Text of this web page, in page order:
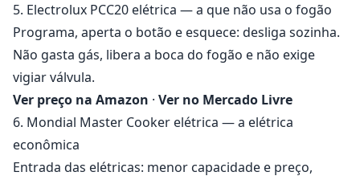
5. Electrolux PCC20 elétrica — a que não usa o fogão
Programa, aperta o botão e esquece: desliga sozinha.
Não gasta gás, libera a boca do fogão e não exige
vigiar válvula.
Ver preço na Amazon · Ver no Mercado Livre
6. Mondial Master Cooker elétrica — a elétrica
econômica
Entrada das elétricas: menor capacidade e preço,